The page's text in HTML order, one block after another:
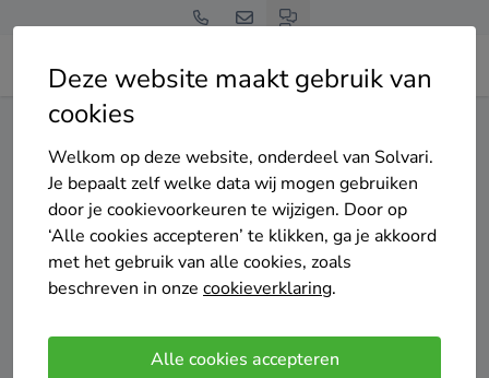
Deze website maakt gebruik van
cookies
Welkom op deze website, onderdeel van Solvari.
Je bepaalt zelf welke data wij mogen gebruiken
door je cookievoorkeuren te wijzigen. Door op
‘Alle cookies accepteren’ te klikken, ga je akkoord
met het gebruik van alle cookies, zoals
beschreven in onze cookieverklaring.
Alle cookies accepteren
Home Vloerisolatie
Gratis en vrijblijvend
Top 20 vloerisolatie
specialisten in
Krimpenerwaard